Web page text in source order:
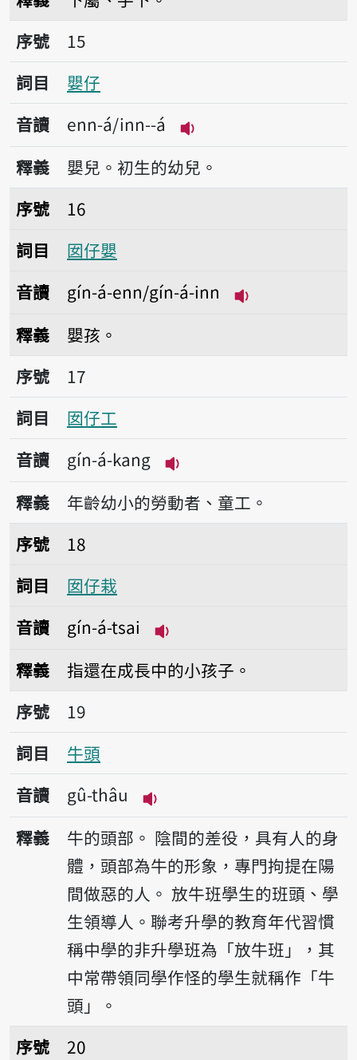
序號15嬰仔
序號
15
詞目
嬰仔
音讀
enn-á/inn--á
播放音讀enn-á/inn--á
釋義
嬰兒。初生的幼兒。
序號16囡仔嬰
序號
16
詞目
囡仔嬰
音讀
gín-á-enn/gín-á-inn
釋義
嬰孩。
序號17囡仔工
序號
17
詞目
囡仔工
音讀
gín-á-kang
播放音讀gín-á-kang
釋義
年齡幼小的勞動者、童工。
序號18囡仔栽
序號
18
詞目
囡仔栽
音讀
gín-á-tsai
釋義
指還在成長中的小孩子。
序號19牛頭
序號
19
詞目
牛頭
音讀
gû-thâu
播放音讀gû-thâu
釋義 牛的頭部。 陰間的差役，具有人的身
體，頭部為牛的形象，專門拘提在陽
間做惡的人。 放牛班學生的班頭、學
生領導人。聯考升學的教育年代習慣
稱中學的非升學班為「放牛班」，其
中常帶領同學作怪的學生就稱作「牛
頭」。
序號20外人
序號
20